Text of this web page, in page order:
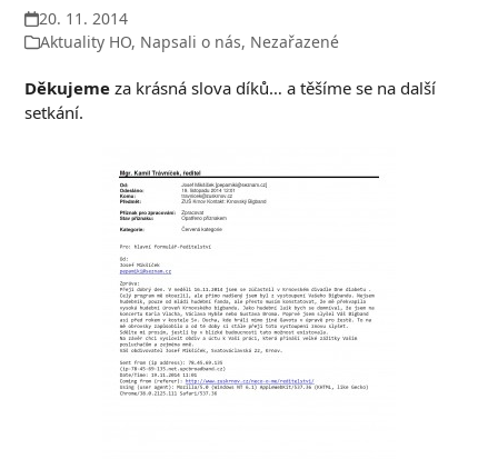
20. 11. 2014
Aktuality HO, Napsali o nás, Nezařazené
Děkujeme za krásná slova díků… a těšíme se na další
setkání.